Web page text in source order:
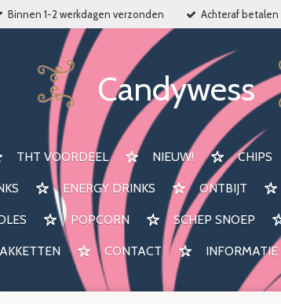
Binnen 1-2 werkdagen verzonden Achteraf betalen
Candywess
THT VOORDEEL NIEUW! CHIPS
ENERGY DRINKS ONTBIJT
POPCORN SCHEP SNOEP
CONTACT INFORMATIE